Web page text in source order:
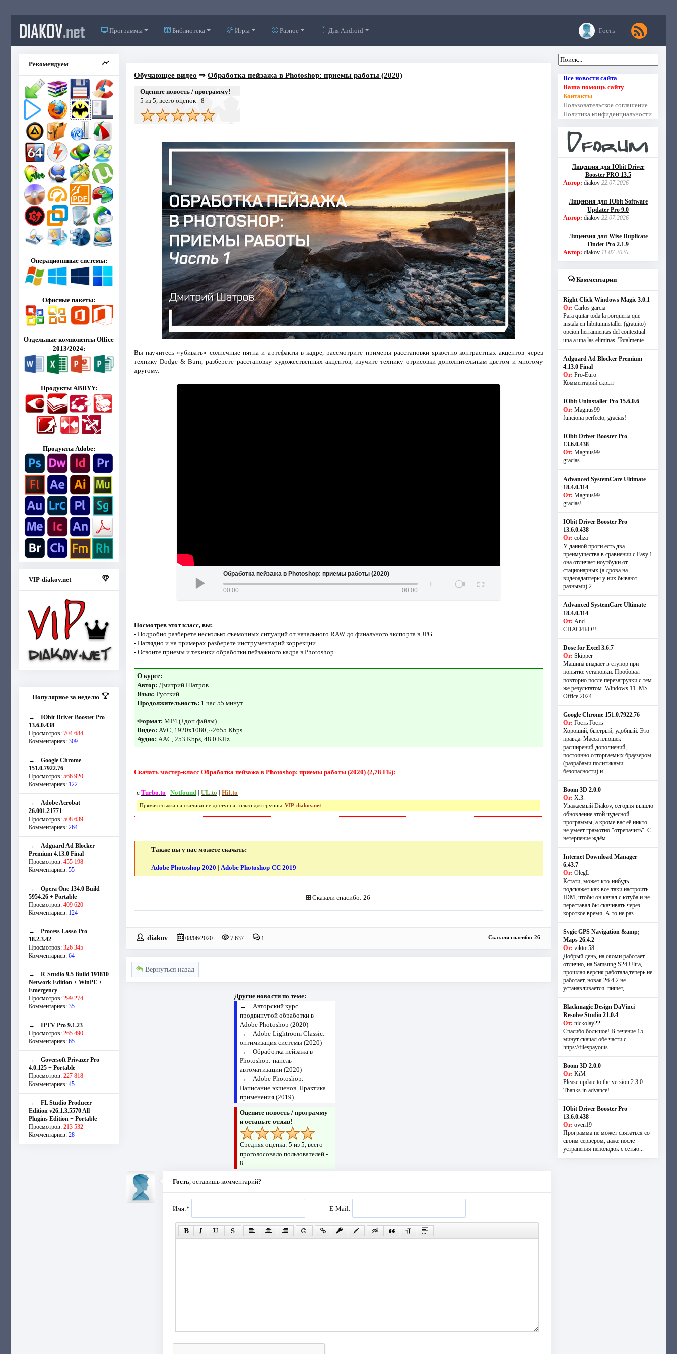
DIAKOV.net Программы Библиотека Игры Разное Для Android Гость
Рекомендуем
Операционнные системы:
Офисные пакеты:
Отдельные компоненты Office
2013/2024:
Продукты ABBYY:
Продукты Adobe:
VIP-diakov.net
Популярное за неделю
→ IObit Driver Booster Pro
13.6.0.438
Просмотров: 704 684
Комментариев: 309
→ Google Chrome
151.0.7922.76
Просмотров: 566 920
Комментариев: 122
→ Adobe Acrobat
26.001.21771
Просмотров: 508 639
Комментариев: 264
→ Adguard Ad Blocker
Premium 4.13.0 Final
Просмотров: 455 198
Комментариев: 55
→ Opera One 134.0 Build
5954.26 + Portable
Просмотров: 409 620
Комментариев: 124
→ Process Lasso Pro
18.2.3.42
Просмотров: 326 345
Комментариев: 64
→ R-Studio 9.5 Build 191810
Network Edition + WinPE +
Emergency
Просмотров: 299 274
Комментариев: 35
→ IPTV Pro 9.1.23
Просмотров: 265 490
Комментариев: 65
→ Goversoft Privazer Pro
4.0.125 + Portable
Просмотров: 227 818
Комментариев: 45
→ FL Studio Producer
Edition v26.1.3.5570 All
Plugins Edition + Portable
Просмотров: 213 532
Комментариев: 28
Обучающее видео ⇒ Обработка пейзажа в Photoshop: приемы работы (2020)
Оцените новость / программу!
5 из 5, всего оценок - 8
Вы научитесь «убивать» солнечные пятна и артефакты в кадре, рассмотрите примеры расстановки яркостно-контрастных акцентов через
технику Dodge & Burn, разберете расстановку художественных акцентов, изучите технику отрисовки дополнительным цветом и многому
другому.
Обработка пейзажа в Photoshop: приемы работы (2020)
00:00 00:00
Посмотрев этот класс, вы:
- Подробно разберете несколько съемочных ситуаций от начального RAW до финального экспорта в JPG.
- Наглядно и на примерах разберете инструментарий коррекции.
- Освоите приемы и техники обработки пейзажного кадра в Photoshop.
О курсе:
Автор: Дмитрий Шатров
Язык: Русский
Продолжительность: 1 час 55 минут
Формат: MP4 (+доп.файлы)
Видео: AVC, 1920x1080, ~2655 Kbps
Аудио: AAC, 253 Kbps, 48.0 KHz
Скачать мастер-класс Обработка пейзажа в Photoshop: приемы работы (2020) (2,78 ГБ):
с Turbo.to | Notfound| UL.to | Hil.to
Прямая ссылка на скачивание доступна только для группы: VIP-diakov.net
Также вы у нас можете скачать:
Adobe Photoshop 2020 | Adobe Photoshop CC 2019
Сказали спасибо: 26
diakov 08/06/2020 7 637 1 Сказали спасибо: 26
Вернуться назад
Другие новости по теме:
→ Авторский курс
продвинутой обработки в
Adobe Photoshop (2020)
→ Adobe Lightroom Classic:
оптимизация системы (2020)
→ Обработка пейзажа в
Photoshop: панель
автоматизации (2020)
→ Adobe Photoshop.
Написание экшенов. Практика
применения (2019)
Оцените новость / программу
и оставьте отзыв!
Средняя оценка: 5 из 5, всего
проголосовало пользователей -
8
Гость, оставишь комментарий?
Имя:* E-Mail:
Все новости сайта
Ваша помощь сайту
Контакты
Пользовательское соглашение
Политика конфиденциальности
Лицензия для IObit Driver
Booster PRO 13.5
Автор: diakov 22.07.2026
Лицензия для IObit Software
Updater Pro 9.0
Автор: diakov 22.07.2026
Лицензия для Wise Duplicate
Finder Pro 2.1.9
Автор: diakov 11.07.2026
Комментарии
Right Click Windows Magic 3.0.1
От: Carlos garcia
Para quitar toda la porqueria que
instala en hibituninstaller (gratuito)
opcion herramientas del contextual
una a una las eliminas. Totalmente
Adguard Ad Blocker Premium
4.13.0 Final
От: Pro-Euro
Комментарий скрыт
IObit Uninstaller Pro 15.6.0.6
От: Magnus99
funciona perfecto, gracias!
IObit Driver Booster Pro
13.6.0.438
От: Magnus99
gracias
Advanced SystemCare Ultimate
18.4.0.114
От: Magnus99
gracias!
IObit Driver Booster Pro
13.6.0.438
От: coliza
У данной проги есть два
преимущества в сравнении с Easy.1
она отличает ноутбуки от
стационарных (а дрова на
видеоадаптеры у них бывают
разными) 2
Advanced SystemCare Ultimate
18.4.0.114
От: And
СПАСИБО!!
Dose for Excel 3.6.7
От: Skipper
Машина впадает в ступор при
попытке установки. Пробовал
повторно после перезагрузки с тем
же результатом. Windows 11. MS
Offiсe 2024.
Google Chrome 151.0.7922.76
От: Гость Гость
Хороший, быстрый, удобный. Это
правда. Масса плюшек
расширений-дополнений,
постоянно отторгаемых браузером
(разрабами политиками
безопасности) и
Boom 3D 2.0.0
От: Х.З.
Уважаемый Diakov, сегодня вышло
обновление этой чудесной
программы, а кроме вас её никто
не умеет грамотно "отрепачить". С
нетерпение ждём
Internet Download Manager
6.43.7
От: OlegL
Кстати, может кто-нибудь
подскажет как все-таки настроить
IDM, чтобы он качал с ютуба и не
переставал бы скачивать через
короткое время. А то не раз
Sygic GPS Navigation &amp;
Maps 26.4.2
От: viktor58
Добрый день, на сяоми работает
отлично, на Samsung S24 Ultra,
прошлая версия работала,теперь не
работает, новая 26.4.2 не
устанавливается. пишет,
Blackmagic Design DaVinci
Resolve Studio 21.0.4
От: nickolay22
Спасибо большое! В течение 15
минут скачал обе части с
https://filespayouts
Boom 3D 2.0.0
От: KiM
Please update to the version 2.3.0
Thanks in advance!
IObit Driver Booster Pro
13.6.0.438
От: oven19
Программа не может связаться со
своим сервером, даже после
устранения неполадок с сетью...